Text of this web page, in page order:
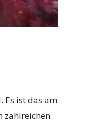
Es ist das am
zahlreichen